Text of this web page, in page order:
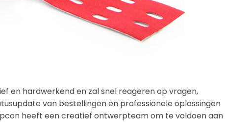
en hardwerkend en zal snel reageren op vragen,
van bestellingen en professionele oplossingen
heeft een creatief ontwerpteam om te voldoen aan